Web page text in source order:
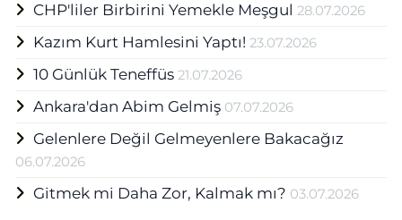
CHP'liler Birbirini Yemekle Meşgul 28.07.2026
Kazım Kurt Hamlesini Yaptı! 23.07.2026
10 Günlük Teneffüs 21.07.2026
Ankara'dan Abim Gelmiş 07.07.2026
Gelenlere Değil Gelmeyenlere Bakacağız
06.07.2026
Gitmek mi Daha Zor, Kalmak mı? 03.07.2026